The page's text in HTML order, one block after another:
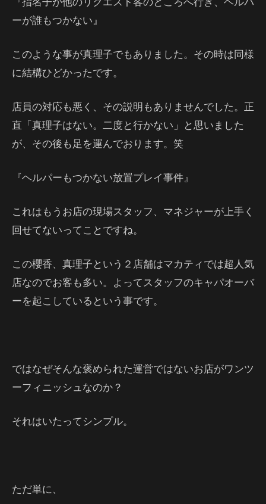
ーが誰もつかない』
このような事が真理子でもありました。その時は同様
に結構ひどかったです。
店員の対応も悪く、その説明もありませんでした。正
直「真理子はない。二度と行かない」と思いました
が、その後も足を運んでおります。笑
『ヘルパーもつかない放置プレイ事件』
これはもうお店の現場スタッフ、マネジャーが上手く
回せてないってことですね。
この櫻香、真理子という２店舗はマカティでは超人気
店なのでお客も多い。よってスタッフのキャパオーバ
ーを起こしているという事です。
ではなぜそんな褒められた運営ではないお店がワンツ
ーフィニッシュなのか？
それはいたってシンプル。
ただ単に、